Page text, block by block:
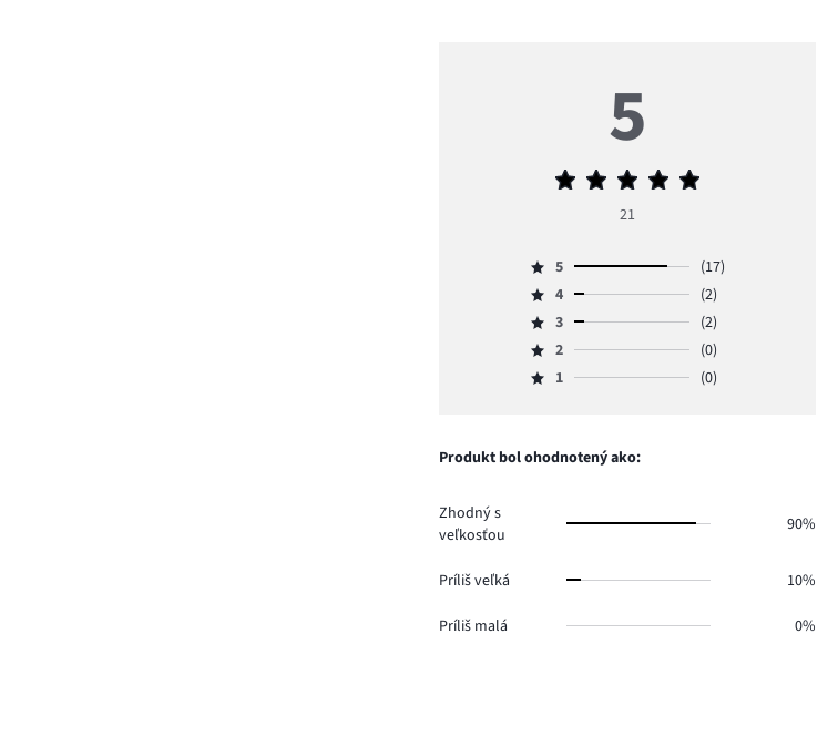
5
Priemerné
5
21
Hodnotenie
5,
počet
hlasov
5
(17)
Hodnotenie
4,
počet
hlasov
4
(2)
Hodnotenie
3,
počet
3
(2)
Hodnotenie
2,
0.
2
(0)
Hodnotenie
hlasov
1 (0)
Produkt bol ohodnotený ako:
Zhodný s
veľkosťou
90%
Príliš veľká 10%
Príliš malá 0%